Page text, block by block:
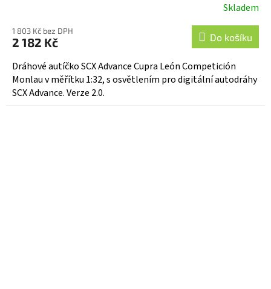
Skladem
1 803 Kč bez DPH
2 182 Kč Do košíku
Dráhové autíčko SCX Advance Cupra León Competición
Monlau v měřítku 1:32, s osvětlením pro digitální autodráhy
SCX Advance. Verze 2.0.